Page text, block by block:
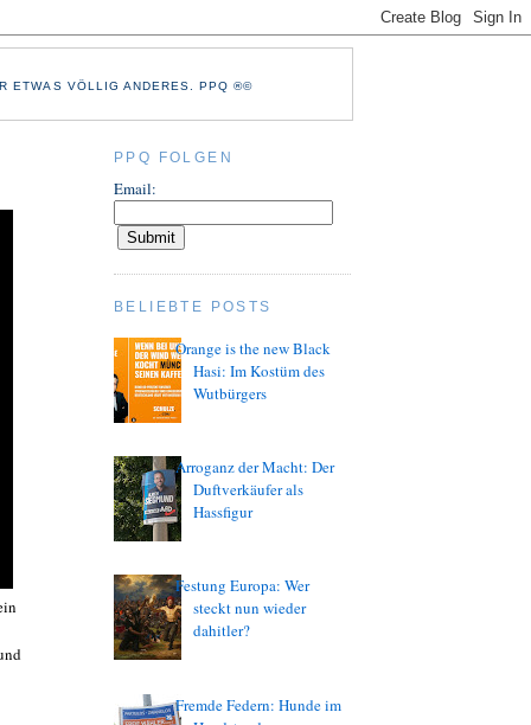
ETWAS VÖLLIG ANDERES. PPQ ®©
PPQ FOLGEN
Email:
BELIEBTE POSTS
Orange is the new Black
Hasi: Im Kostüm des
Wutbürgers
Arroganz der Macht: Der
Duftverkäufer als
Hassfigur
Festung Europa: Wer
steckt nun wieder
dahitler?
Fremde Federn: Hunde im